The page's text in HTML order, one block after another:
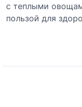
с теплыми
пользой для